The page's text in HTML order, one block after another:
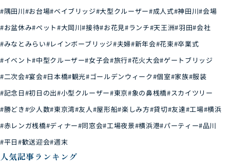
#隅田川#お台場#ベイブリッジ#大型クルーザー#成人式#神田川#会場
#お盆休み#ペット#大岡川#接待#お花見#ランチ#天王洲#羽田#会社
#みなとみらい#レインボーブリッジ#夫婦#新年会#花束#卒業式
#イベント#中型クルーザー#女子会#旅行#花火大会#ゲートブリッジ
#二次会#宴会#日本橋#観光#ゴールデンウィーク#個室#家族#服装
#記念日#初日の出#小型クルーザー#東京#象の鼻桟橋#スカイツリー
#勝どき#少人数#東京湾#友人#屋形船#楽しみ方#貸切#友達#工場#横浜
#赤レンガ桟橋#ディナー#同窓会#工場夜景#横浜港#パーティー#品川
#平日#歓送迎会#週末
人気記事ランキング